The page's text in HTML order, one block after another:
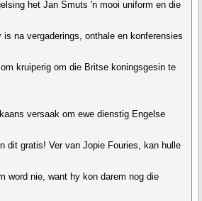
het Jan Smuts 'n mooi uniform en die
na vergaderings, onthale en konferensies
kruiperig om die Britse koningsgesin te
versaak om ewe dienstig Engelse
dit gratis! Ver van Jopie Fouries, kan hulle
word nie, want hy kon darem nog die